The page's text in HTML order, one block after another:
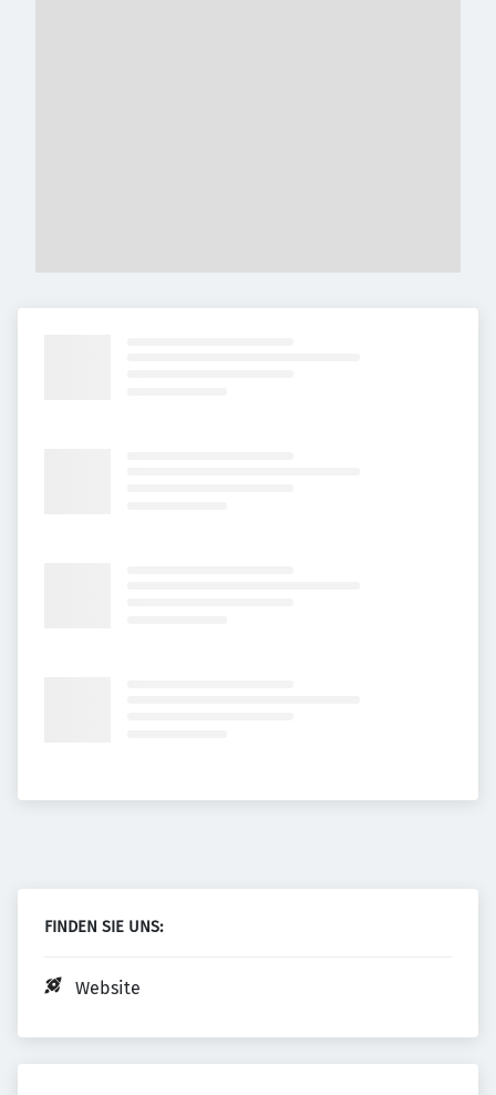
FINDEN SIE UNS:
Website